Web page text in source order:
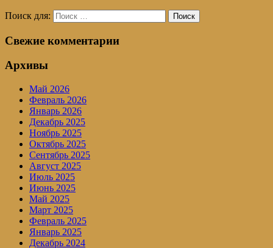
Поиск для: Поиск
Свежие комментарии
Архивы
Май 2026
Февраль 2026
Январь 2026
Декабрь 2025
Ноябрь 2025
Октябрь 2025
Сентябрь 2025
Август 2025
Июль 2025
Июнь 2025
Май 2025
Март 2025
Февраль 2025
Январь 2025
Декабрь 2024